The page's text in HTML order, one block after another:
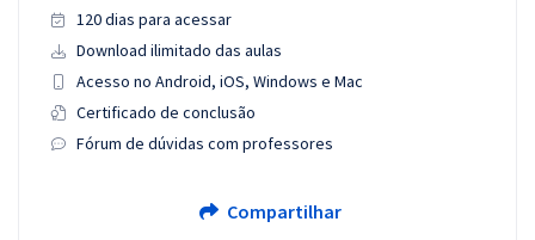
120 dias para acessar
Download ilimitado das aulas
Acesso no Android, iOS, Windows e Mac
Certificado de conclusão
Fórum de dúvidas com professores
Compartilhar